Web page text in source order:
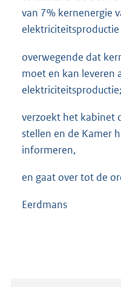
van 7% kernenergie
overwegende dat
moet en kan leveren
elektriciteitsproductie;
verzoekt het kabinet
stellen en de Kamer
informeren,
en gaat over tot de
Eerdmans